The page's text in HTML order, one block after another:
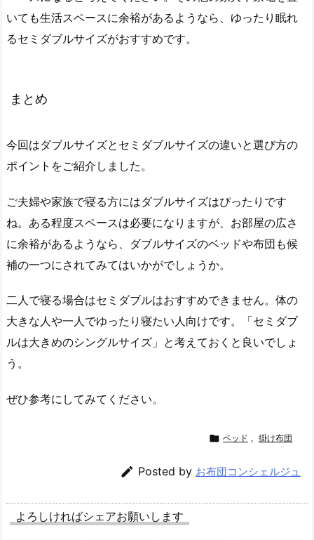
いても生活スペースに余裕があるようなら、ゆったり眠れ
るセミダブルサイズがおすすめです。
まとめ
今回はダブルサイズとセミダブルサイズの違いと選び方の
ポイントをご紹介しました。
ご夫婦や家族で寝る方にはダブルサイズはぴったりです
ね。ある程度スペースは必要になりますが、お部屋の広さ
に余裕があるようなら、ダブルサイズのベッドや布団も候
補の一つにされてみてはいかがでしょうか。
二人で寝る場合はセミダブルはおすすめできません。体の
大きな人や一人でゆったり寝たい人向けです。「セミダブ
ルは大きめのシングルサイズ」と考えておくと良いでしょ
う。
ぜひ参考にしてみてください。
 ベッド , 掛け布団
 Posted by お布団コンシェルジュ
よろしければシェアお願いします